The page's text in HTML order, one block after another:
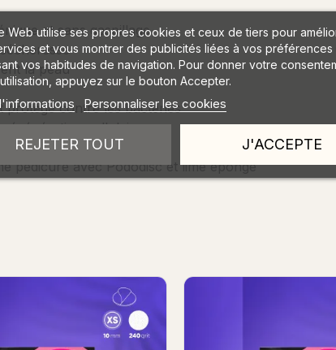
et sans gaspillage
la peau
protège contre les bactéries
régénération cellulaire
une peau veloutée
pédicure avec Pododisc et lime éponge
Web utilise ses propres cookies et ceux de tiers pour
et vous montrer des publicités liées à vos préférences
vos habitudes de navigation. Pour donner votre
appuyez sur le bouton Accepter.
Personnaliser les cookies
REJETER TOUT J'ACCEPTE